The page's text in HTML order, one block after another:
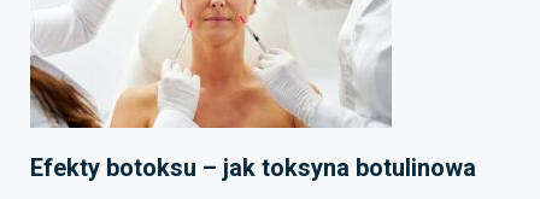
Efekty botoksu – jak toksyna botulinowa